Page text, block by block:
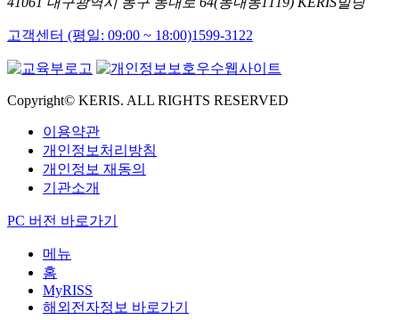
고객센터 (평일: 09:00 ~ 18:00)1599-3122
Copyright© KERIS. ALL RIGHTS RESERVED
이용약관
개인정보처리방침
개인정보 재동의
기관소개
PC 버전 바로가기
메뉴
홈
MyRISS
해외전자정보 바로가기